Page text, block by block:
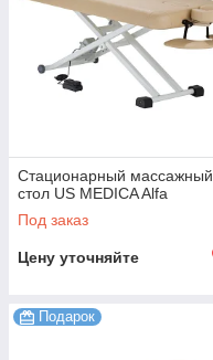
Стационарный массажный
стол US MEDICA Alfa
Под заказ
Цену уточняйте
Подарок